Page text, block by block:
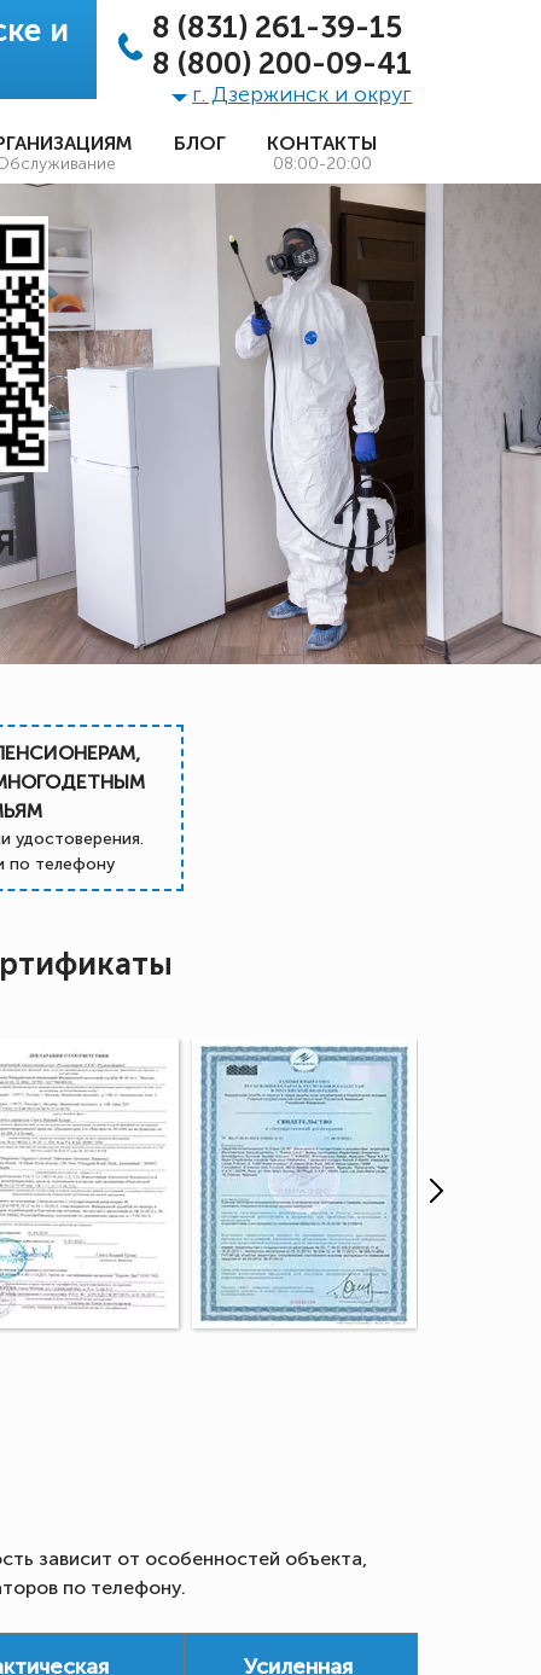
и
8 (831) 261-39-15
8 (800) 200-09-41
г. Дзержинск и округ
БЛОГ КОНТАКТЫ
08:00-20:00
удостоверения.
по телефону
зависит от особенностей объекта,
по телефону.
Усиленная